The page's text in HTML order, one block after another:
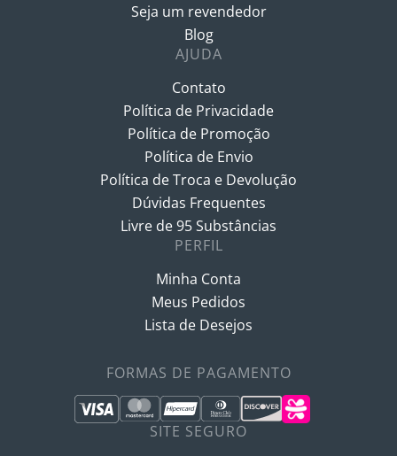
Seja um revendedor
Blog
AJUDA
Contato
Política de Privacidade
Política de Promoção
Política de Envio
Política de Troca e Devolução
Dúvidas Frequentes
Livre de 95 Substâncias
PERFIL
Minha Conta
Meus Pedidos
Lista de Desejos
FORMAS DE PAGAMENTO
SITE SEGURO